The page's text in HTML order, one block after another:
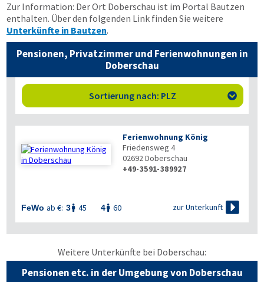
Zur Information: Der Ort Doberschau ist im Portal Bautzen
enthalten. Über den folgenden Link finden Sie weitere
Unterkünfte in Bautzen.
Pensionen, Privatzimmer und Ferienwohnungen in
Doberschau
Sortierung nach: PLZ 
Ferienwohnung König
Friedensweg 4
02692Doberschau
+49-3591-389927
FeWo ab €: 3 45 4 60 zur Unterkunft 
Weitere Unterkünfte bei Doberschau:
Pensionen etc. in der Umgebung von Doberschau